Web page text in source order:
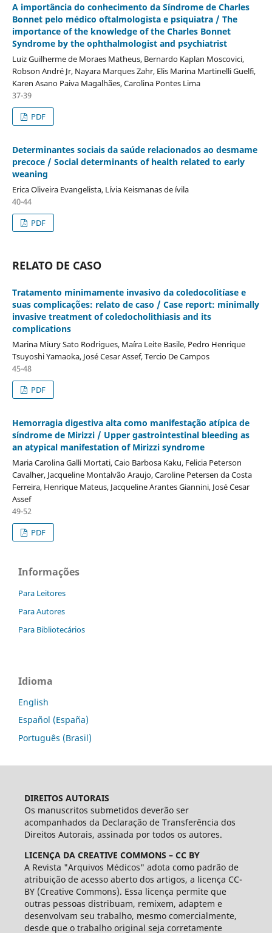
A importância do conhecimento da Sí­ndrome de Charles
Bonnet pelo médico oftalmologista e psiquiatra / The
importance of the knowledge of the Charles Bonnet
Syndrome by the ophthalmologist and psychiatrist
Luiz Guilherme de Moraes Matheus, Bernardo Kaplan Moscovici,
Robson André Jr, Nayara Marques Zahr, Elis Marina Martinelli Guelfi,
Karen Asano Paiva Magalhães, Carolina Pontes Lima
37-39
PDF
Determinantes sociais da saúde relacionados ao desmame
precoce / Social determinants of health related to early
weaning
Erica Oliveira Evangelista, Lí­via Keismanas de ívila
40-44
PDF
RELATO DE CASO
Tratamento minimamente invasivo da coledocolití­ase e
suas complicações: relato de caso / Case report: minimally
invasive treatment of coledocholithiasis and its
complications
Marina Miury Sato Rodrigues, Maí­ra Leite Basile, Pedro Henrique
Tsuyoshi Yamaoka, José Cesar Assef, Tercio De Campos
45-48
PDF
Hemorragia digestiva alta como manifestação atí­pica de
sí­ndrome de Mirizzi / Upper gastrointestinal bleeding as
an atypical manifestation of Mirizzi syndrome
Maria Carolina Galli Mortati, Caio Barbosa Kaku, Felicia Peterson
Cavalher, Jacqueline Montalvão Araujo, Caroline Petersen da Costa
Ferreira, Henrique Mateus, Jacqueline Arantes Giannini, José Cesar
Assef
49-52
PDF
Informações
Para Leitores
Para Autores
Para Bibliotecários
Idioma
English
Español (España)
Português (Brasil)
DIREITOS AUTORAIS
Os manuscritos submetidos deverão ser
acompanhados da Declaração de Transferência dos
Direitos Autorais, assinada por todos os autores.
LICENÇA DA CREATIVE COMMONS – CC BY
A Revista "Arquivos Médicos" adota como padrão de
atribuição de acesso aberto dos artigos, a licença CC-
BY (Creative Commons). Essa licença permite que
outras pessoas distribuam, remixem, adaptem e
desenvolvam seu trabalho, mesmo comercialmente,
desde que o trabalho original seja corretamente